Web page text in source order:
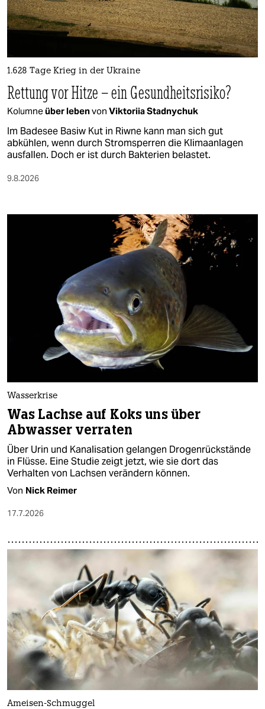
nord
wahrheit
veranstaltungen
shop
fragen & hilfe
1.628 Tage Krieg in der Ukraine
Rettung vor Hitze – ein Gesundheitsrisiko?
Kolumneüber lebenvon Viktoriia Stadnychuk
Im Badesee Basiw Kut in Riwne kann man sich gut
abkühlen, wenn durch Stromsperren die Klimaanlagen
ausfallen. Doch er ist durch Bakterien belastet.
9.8.2026
Wasserkrise
Was Lachse auf Koks uns über
Abwasser verraten
Über Urin und Kanalisation gelangen Drogenrückstände
in Flüsse. Eine Studie zeigt jetzt, wie sie dort das
Verhalten von Lachsen verändern können.
Von Nick Reimer
17.7.2026
Ameisen-Schmuggel